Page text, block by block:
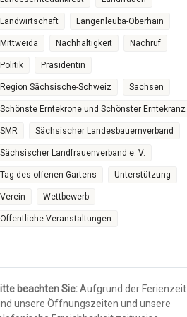
Landwirtschaft Langenleuba-Oberhain
Mittweida Nachhaltigkeit Nachruf
Politik Präsidentin
Region Sächsische-Schweiz Sachsen
Schönste Erntekrone und Schönster Erntekranz
SMR Sächsischer Landesbauernverband
Sächsischer Landfrauenverband e. V.
Tag des offenen Gartens Unterstützung
Verein Wettbewerb
Öffentliche Veranstaltungen
beachten Sie:Aufgrund der Ferienzeit
unsere Öffnungszeiten und unsere